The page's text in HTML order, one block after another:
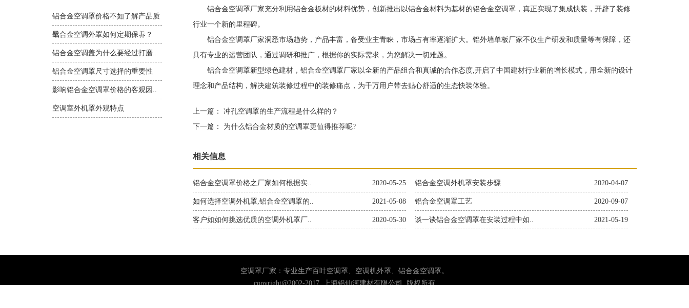
铝合金空调罩价格不如了解产品质
量
铝合金空调外罩如何定期保养？
铝合金空调盖为什么要经过打磨..
铝合金空调罩尺寸选择的重要性
影响铝合金空调罩价格的客观因..
空调室外机罩外观特点
铝合金空调罩厂家充分利用铝合金板材的材料优势，创新推出以铝合金材料为基材的铝合金空调罩，真正实现了集成快装，开辟了装修
行业一个新的里程碑。
铝合金空调罩厂家洞悉市场趋势，产品丰富，备受业主青睐，市场占有率逐渐扩大。铝外墙单板厂家不仅生产研发和质量等有保障，还
具有专业的运营团队，通过调研和推广，根据你的实际需求，为您解决一切难题。
铝合金空调罩新型绿色建材，铝合金空调罩厂家以全新的产品组合和真诚的合作态度,开启了中国建材行业新的增长模式，用全新的设计
理念和产品结构，解决建筑装修过程中的装修痛点，为千万用户带去贴心舒适的生态快装体验。
上一篇：
冲孔空调罩的生产流程是什么样的？
下一篇：
为什么铝合金材质的空调罩更值得推荐呢?
相关信息
2020-05-25
铝合金空调罩价格之厂家如何根据实.. 2020-04-07
铝合金空调外机罩安装步骤
2021-05-08
如何选择空调外机罩,铝合金空调罩的.. 2020-09-07
铝合金空调罩工艺
2020-05-30
客户如如何挑选优质的空调外机罩厂.. 2021-05-19
谈一谈铝合金空调罩在安装过程中如..
空调罩厂家：专业生产百叶空调罩、空调机外罩、铝合金空调罩。
copyright@2002-2017 上海铝仙河建材有限公司 版权所有